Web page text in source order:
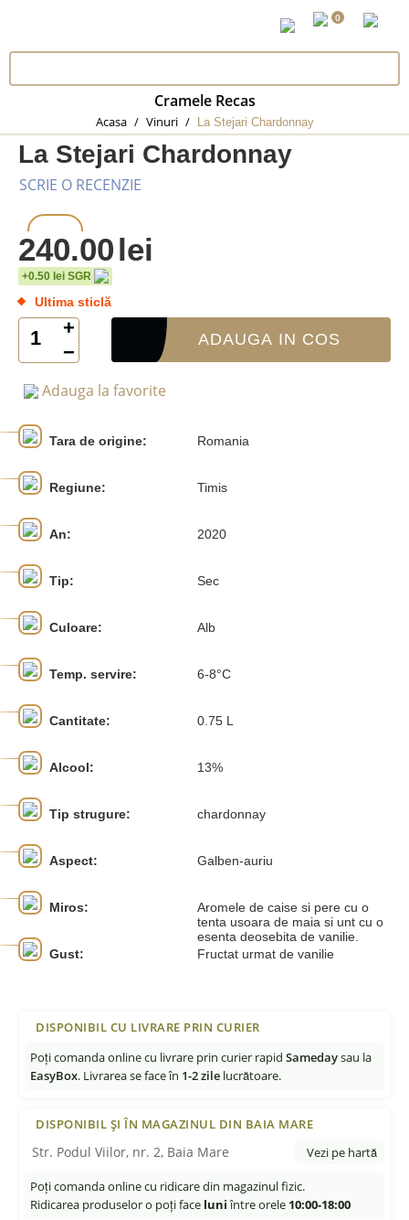
0
Cramele Recas
Acasa / Vinuri / La Stejari Chardonnay
La Stejari Chardonnay
SCRIE O RECENZIE
0.75 L
240.00lei
+0.50 lei SGR
Ultima sticlă
+
−
ADAUGA IN COS
Adauga la favorite
Tara de origine: Romania
Regiune: Timis
An: 2020
Tip: Sec
Culoare: Alb
Temp. servire: 6-8°C
Cantitate: 0.75 L
Alcool: 13%
Tip strugure: chardonnay
Aspect: Galben-auriu
Miros:
Aromele de caise si pere cu o
tenta usoara de maia si unt cu o
esenta deosebita de vanilie.
Gust:
Fructat urmat de vanilie
DISPONIBIL CU LIVRARE PRIN CURIER
Poți comanda online cu livrare prin curier rapid Samedaysau la
EasyBox. Livrarea se face în 1-2 zile lucrătoare.
DISPONIBIL ȘI ÎN MAGAZINUL DIN BAIA MARE
Str. Podul Viilor, nr. 2, Baia Mare Vezi pe hartă
Poți comanda online cu ridicare din magazinul fizic.
Ridicarea produselor o poți face luniîntre orele 10:00-18:00